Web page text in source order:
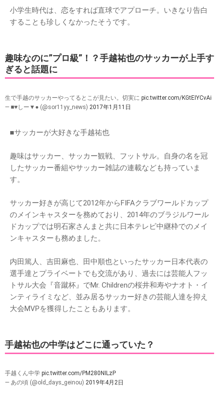
小学生時代は、恋をすれば直球でアプローチ。いきなり告白
することも珍しくなかったそうです。
趣味なのに”プロ級”！？手越祐也のサッカーが上手す
ぎると話題に
生で手越のサッカーやってるとこが見たい。切実に pic.twitter.com/KGtEIYCvAi
— ■♥しー▼● (@sor11yy_news) 2017年1月11日
■サッカーが大好きな手越祐也
趣味はサッカー、サッカー観戦、フットサル。自身の名を冠
したサッカー番組やサッカー雑誌の連載なども持っていま
す。
サッカー好きが高じて2012年からFIFAクラブワールドカップ
のメインキャスターを務めており、2014年のブラジルワール
ドカップでは明石家さんまと共に日本テレビ中継枠でのメイ
ンキャスターも務めました。
内田篤人、吉田麻也、田中順也といったサッカー日本代表の
選手達とプライベートでも交流があり、過去には芸能人フッ
トサル大会『音蹴杯』でMr. Childrenの桜井和寿やナオト・イ
ンティライミなど、並み居るサッカー好きの芸能人達を抑え
大会MVPを獲得したこともあります。
手越祐也の中学はどこに通っていた？
手越くん中学 pic.twitter.com/PM280NILzP
— あの頃 (@old_days_geinou) 2019年4月2日